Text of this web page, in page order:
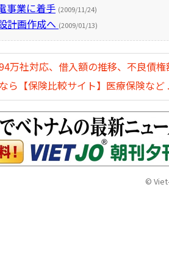
事業に着手 (2009/11/24)
計画作成へ (2009/01/13)
万社対応、借入額の推移、不良債
ら【保険比較サイト】医療保険など
©